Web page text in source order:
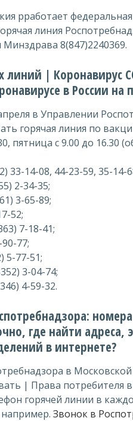
рработает
линия
Минздрава 8(847)2240369.
линий | Коронавирус
в России на
в Управлении
горячая линия по
пятница с 9.00 до 16.30
33-14-08, 44-23-59, 35-14-
2-34-35;
3-65-89;
52;
7-18-41;
77;
5-77-51;
3-04-74;
4-59-32.
где найти
в интернете?
в
| Права потребителя в
горячей линии в
например. Звонок в